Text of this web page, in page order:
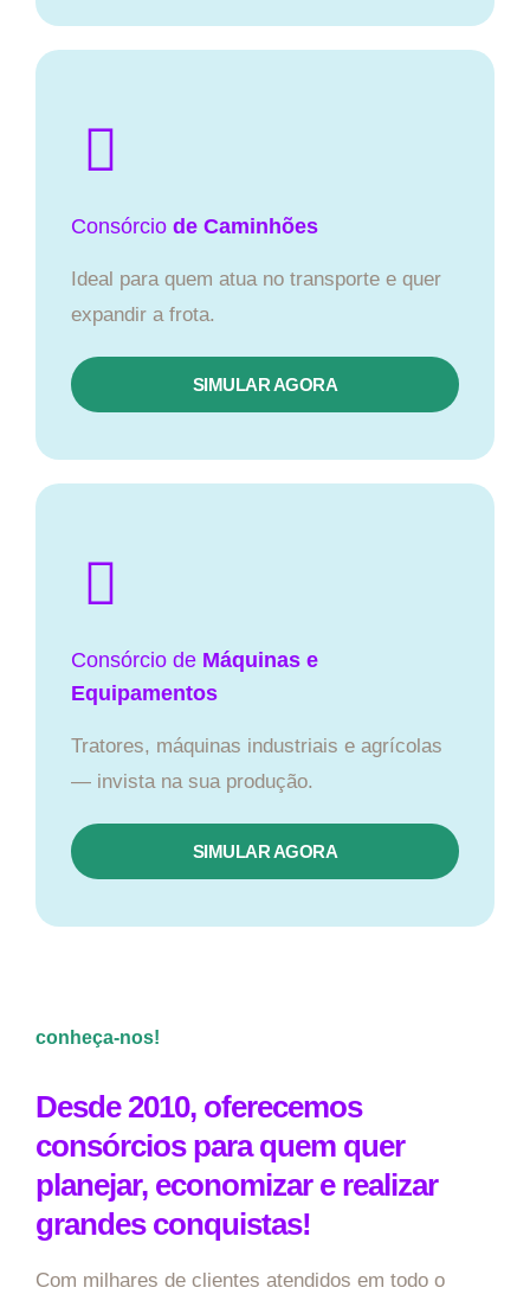
Consórcio de Caminhões
Ideal para quem atua no transporte e quer
expandir a frota.
SIMULAR AGORA
Consórcio de Máquinas e
Equipamentos
Tratores, máquinas industriais e agrícolas
— invista na sua produção.
SIMULAR AGORA
conheça-nos!
Desde 2010, oferecemos
consórcios para quem quer
planejar, economizar e realizar
grandes conquistas!
Com milhares de clientes atendidos em todo o